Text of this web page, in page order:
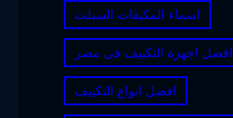
اسماء المكيفات السبلت
افضل اجهزة التكييف فى مصر
افضل انواع التكييف